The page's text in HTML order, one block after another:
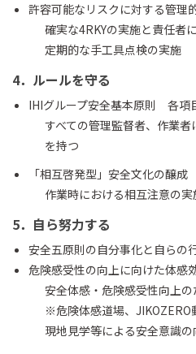
許容可能なリスクに対する管理
確実な4RKYの実施と責任者
定期的な手工具点検の実施
4．ルールを守る
IHIグループ安全基本原則 各項
すべての管理監督者、作業
を持つ
「相互啓発型」安全文化の醸成
作業時における相互注意の実
5．自ら努力する
安全五原則の自分事化と自らの
危険感受性の向上に向けた体感
安全体感・危険感受性向上
※危険体感道場、JIKOZERO
現地見学等による安全意識の